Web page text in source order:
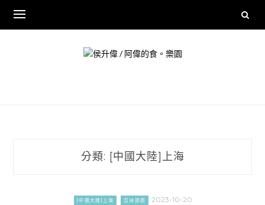
content
分類: [中國大陸]上海
[中國大陸]上海 亞洲旅遊 2023-10-20